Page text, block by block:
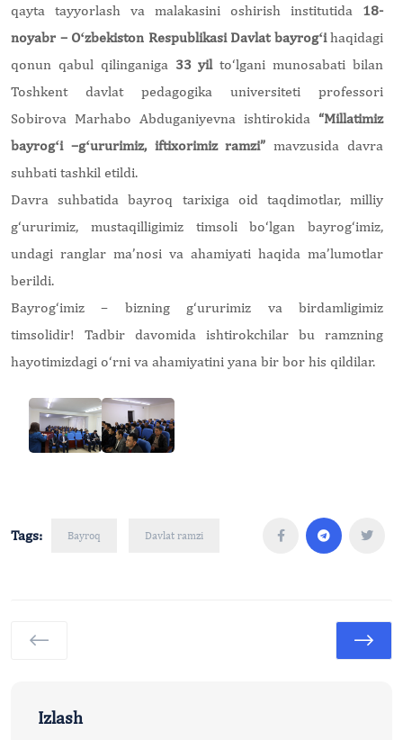
qayta tayyorlash va malakasini oshirish institutida 18-
noyabr – Oʻzbekiston Respublikasi Davlat bayrogʻihaqidagi
qonun qabul qilinganiga 33 yilto‘lgani munosabati bilan
Toshkent davlat pedagogika universiteti professori
Sobirova Marhabo Abduganiyevna ishtirokida “Millatimiz
bayrogʻi –gʻururimiz, iftixorimiz ramzi” mavzusida davra
suhbati tashkil etildi.
Davra suhbatida bayroq tarixiga oid taqdimotlar, milliy
g‘ururimiz, mustaqilligimiz timsoli bo‘lgan bayrog‘imiz,
undagi ranglar ma’nosi va ahamiyati haqida ma’lumotlar
berildi.
Bayrog‘imiz – bizning g‘ururimiz va birdamligimiz
timsolidir! Tadbir davomida ishtirokchilar bu ramzning
hayotimizdagi o‘rni va ahamiyatini yana bir bor his qildilar.
Tags: Bayroq Davlat ramzi
Izlash